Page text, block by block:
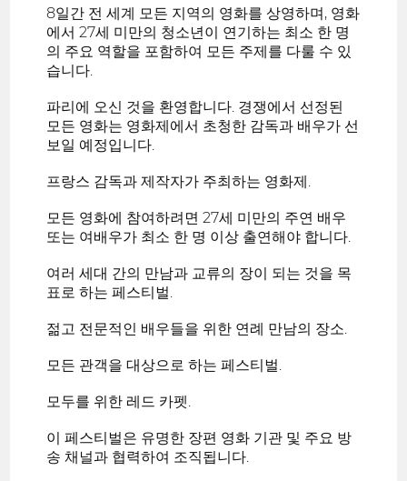
8일간 전 세계 모든 지역의 영화를 상영하며, 영화
에서 27세 미만의 청소년이 연기하는 최소 한 명
의 주요 역할을 포함하여 모든 주제를 다룰 수 있
습니다.
파리에 오신 것을 환영합니다. 경쟁에서 선정된
모든 영화는 영화제에서 초청한 감독과 배우가 선
보일 예정입니다.
프랑스 감독과 제작자가 주최하는 영화제.
모든 영화에 참여하려면 27세 미만의 주연 배우
또는 여배우가 최소 한 명 이상 출연해야 합니다.
여러 세대 간의 만남과 교류의 장이 되는 것을 목
표로 하는 페스티벌.
젊고 전문적인 배우들을 위한 연례 만남의 장소.
모든 관객을 대상으로 하는 페스티벌.
모두를 위한 레드 카펫.
이 페스티벌은 유명한 장편 영화 기관 및 주요 방
송 채널과 협력하여 조직됩니다.